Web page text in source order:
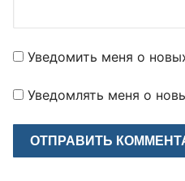
Уведомить меня о
Уведомлять меня о